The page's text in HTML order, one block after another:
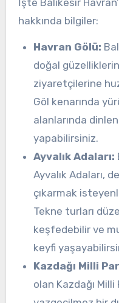
İşte Balıkesir
hakkında bilgiler:
Havran Gölü:
doğal
ziyaretçilerine
Göl kenarında
alanlarında
yapabilirsiniz.
Ayvalık Adaları:
Ayvalık Adaları,
çıkarmak
Tekne turları
keşfedebilir ve
keyfi
Kazdağı Milli
olan Kazdağı